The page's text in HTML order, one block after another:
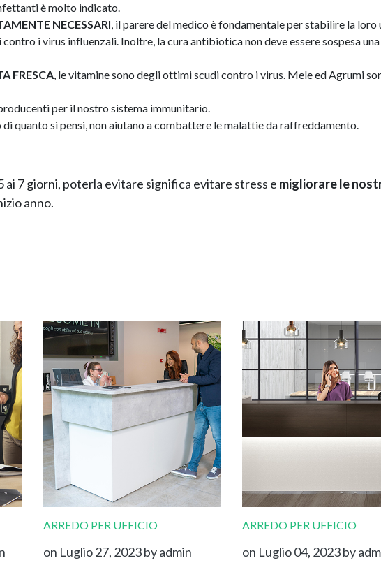
è molto indicato.
NECESSARI, il parere del medico è fondamentale per stabilire la loro
i virus influenzali. Inoltre, la cura antibiotica non deve essere sospesa
FRESCA, le vitamine sono degli ottimi scudi contro i virus. Mele ed Agrumi
per il nostro sistema immunitario.
di quanto si pensi, non aiutano a combattere le malattie da raffreddamento.
ai 7 giorni, poterla evitare significa evitare stress e migliorare le
anno.
ARREDO PER UFFICIO
on Luglio 27, 2023by admin
ARREDO PER UFFICIO
on Luglio 04, 2023by